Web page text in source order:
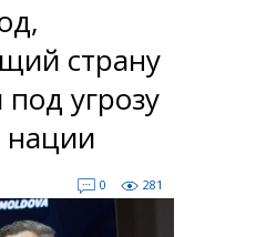
страну
угрозу
0 281